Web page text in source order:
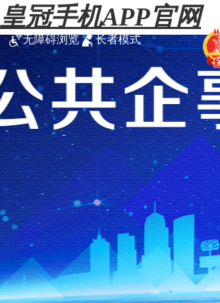
皇冠手机APP官网
无障碍浏览 长者模式